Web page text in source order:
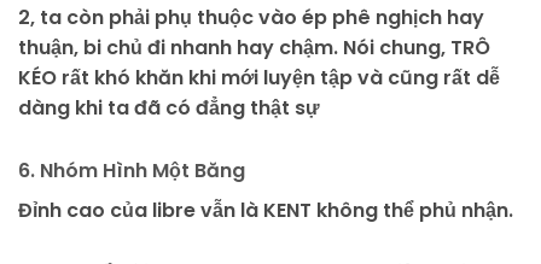
2, ta còn phải phụ thuộc vào ép phê nghịch hay
thuận, bi chủ đi nhanh hay chậm. Nói chung, TRÔ
KÉO rất khó khăn khi mới luyện tập và cũng rất dễ
dàng khi ta đã có đẳng thật sự
6. Nhóm Hình Một Băng
Đỉnh cao của libre vẫn là KENT không thể phủ nhận.